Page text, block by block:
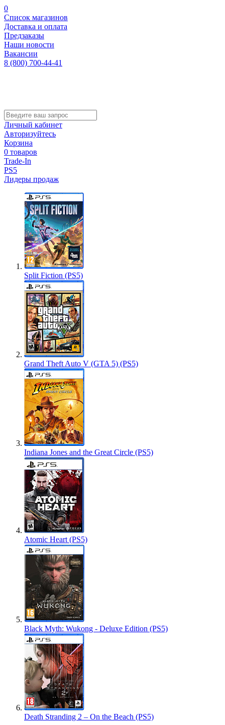
0
Список магазинов
Доставка и оплата
Предзаказы
Наши новости
Вакансии
8 (800) 700-44-41
Личный кабинет
Авторизуйтесь
Корзина
0 товаров
Trade-In
PS5
Лидеры продаж
Split Fiction (PS5)
Grand Theft Auto V (GTA 5) (PS5)
Indiana Jones and the Great Circle (PS5)
Atomic Heart (PS5)
Black Myth: Wukong - Deluxe Edition (PS5)
Death Stranding 2 – On the Beach (PS5)